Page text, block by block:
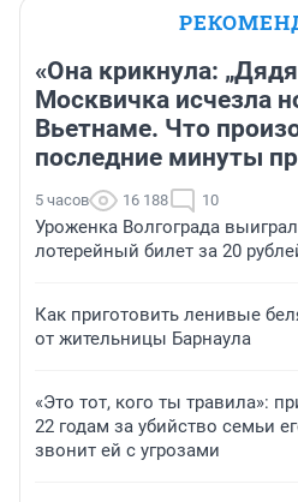
«Она крикнула:
Москвичка исчезла
Вьетнаме. Что
последние минуты
5 часов 16 188 10
Уроженка Волгограда
лотерейный билет за 20
Как приготовить ленивые
от жительницы Барнаула
«Это тот, кого ты травила»:
22 годам за убийство семьи
звонит ей с угрозами